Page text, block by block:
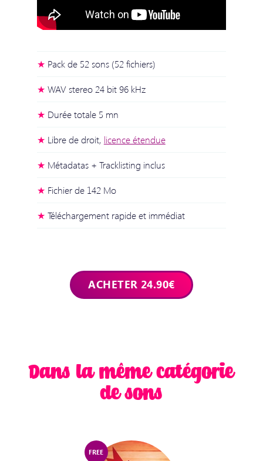
Pack de 52 sons (52 fichiers)
WAV stereo 24 bit 96 kHz
Durée totale 5 mn
Libre de droit, licence étendue
Métadatas + Tracklisting inclus
Fichier de 142 Mo
Téléchargement rapide et immédiat
Dans la même catégorie
de sons
FREE